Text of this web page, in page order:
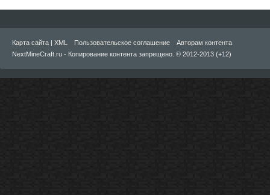
Карта сайта | XML Пользовательское соглашение
Авторам контента
NextMineCraft.ru - Копирование контента запрещено. © 2012-2013 (+12)